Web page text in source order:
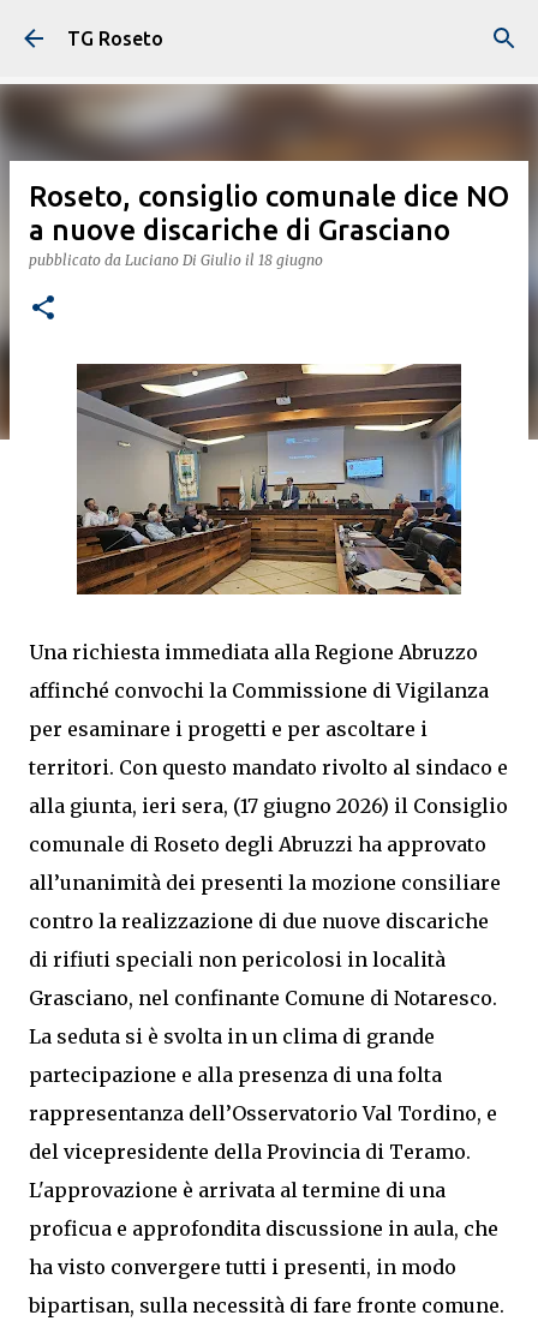
Passa ai contenuti principali
TG Roseto
Roseto, consiglio comunale dice NO
a nuove discariche di Grasciano
pubblicato da Luciano Di Giulio il 18 giugno
Una richiesta immediata alla Regione Abruzzo
affinché convochi la Commissione di Vigilanza
per esaminare i progetti e per ascoltare i
territori. Con questo mandato rivolto al sindaco e
alla giunta, ieri sera, (17 giugno 2026) il Consiglio
comunale di Roseto degli Abruzzi ha approvato
all’unanimità dei presenti la mozione consiliare
contro la realizzazione di due nuove discariche
di rifiuti speciali non pericolosi in località
Grasciano, nel confinante Comune di Notaresco.
La seduta si è svolta in un clima di grande
partecipazione e alla presenza di una folta
rappresentanza dell’Osservatorio Val Tordino, e
del vicepresidente della Provincia di Teramo.
L'approvazione è arrivata al termine di una
proficua e approfondita discussione in aula, che
ha visto convergere tutti i presenti, in modo
bipartisan, sulla necessità di fare fronte comune.